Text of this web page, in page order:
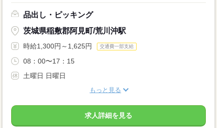
品出し・ピッキング
茨城県稲敷郡阿見町/荒川沖駅
時給1,300円～1,625円 交通費一部支給
08：00〜17：15
土曜日 日曜日
もっと見る
求人詳細を見る